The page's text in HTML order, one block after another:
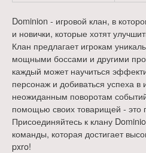
Dominion - игровой клан, в
и новички, которые хотят
Клан предлагает игрокам
мощными боссами и другими
каждый может научиться
персонаж и добиваться успеха в
неожиданным поворотам
помощью своих товарищей - это
Присоединяйтесь к клану
команды, которая достигает
pxro!